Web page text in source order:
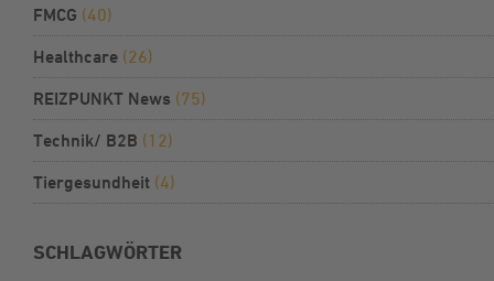
FMCG (40)
Healthcare (26)
REIZPUNKT News (75)
Technik/ B2B (12)
Tiergesundheit (4)
SCHLAGWÖRTER